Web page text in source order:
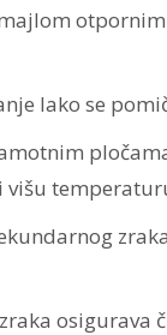
lako se
osigurava